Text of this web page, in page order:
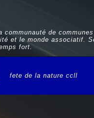
communauté de
et le monde associatif.
fort.
fete de la nature ccll